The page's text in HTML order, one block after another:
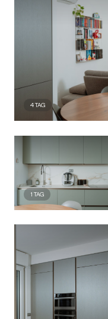
4TAG
1 TAG